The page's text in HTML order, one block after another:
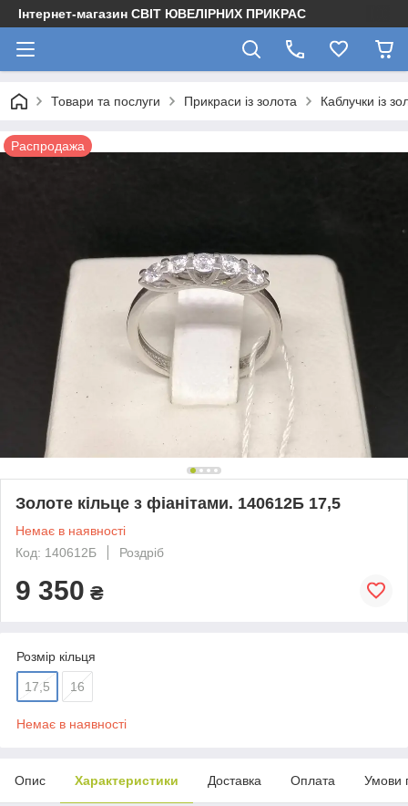
Інтернет-магазин СВІТ ЮВЕЛІРНИХ ПРИКРАС
Товари та послуги Прикраси із золота Каблучки із
Распродажа
Золоте кільце з фіанітами. 140612Б 17,5
Немає в наявності
Код: 140612Б
Роздріб
9 350 ₴
Розмір кільця
17,5 16
Немає в наявності
Опис Характеристики Доставка Оплата Умови